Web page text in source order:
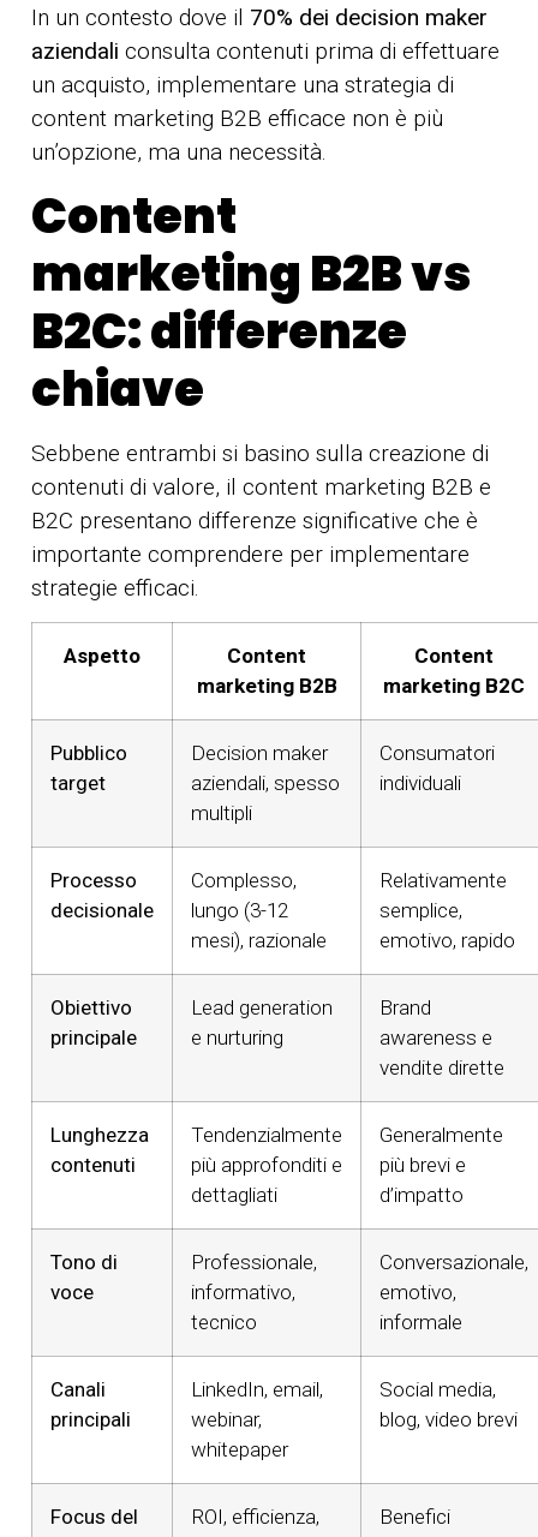
In un contesto dove il 70% dei decision maker
aziendali consulta contenuti prima di effettuare
un acquisto, implementare una strategia di
content marketing B2B efficace non è più
un’opzione, ma una necessità.
Content
marketing B2B vs
B2C: differenze
chiave
Sebbene entrambi si basino sulla creazione di
contenuti di valore, il content marketing B2B e
B2C presentano differenze significative che è
importante comprendere per implementare
strategie efficaci.
Aspetto
Content
marketing B2B
Content
marketing B2C
Pubblico
target
Decision maker
aziendali, spesso
multipli
Consumatori
individuali
Processo
decisionale
Complesso,
lungo (3-12
mesi), razionale
Relativamente
semplice,
emotivo, rapido
Obiettivo
principale
Lead generation
e nurturing
Brand
awareness e
vendite dirette
Lunghezza
contenuti
Tendenzialmente
più approfonditi e
dettagliati
Generalmente
più brevi e
d’impatto
Tono di
voce
Professionale,
informativo,
tecnico
Conversazionale,
emotivo,
informale
Canali
principali
LinkedIn, email,
webinar,
whitepaper
Social media,
blog, video brevi
Focus del
ROI, efficienza,
Benefici